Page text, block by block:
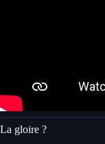
La gloire ?